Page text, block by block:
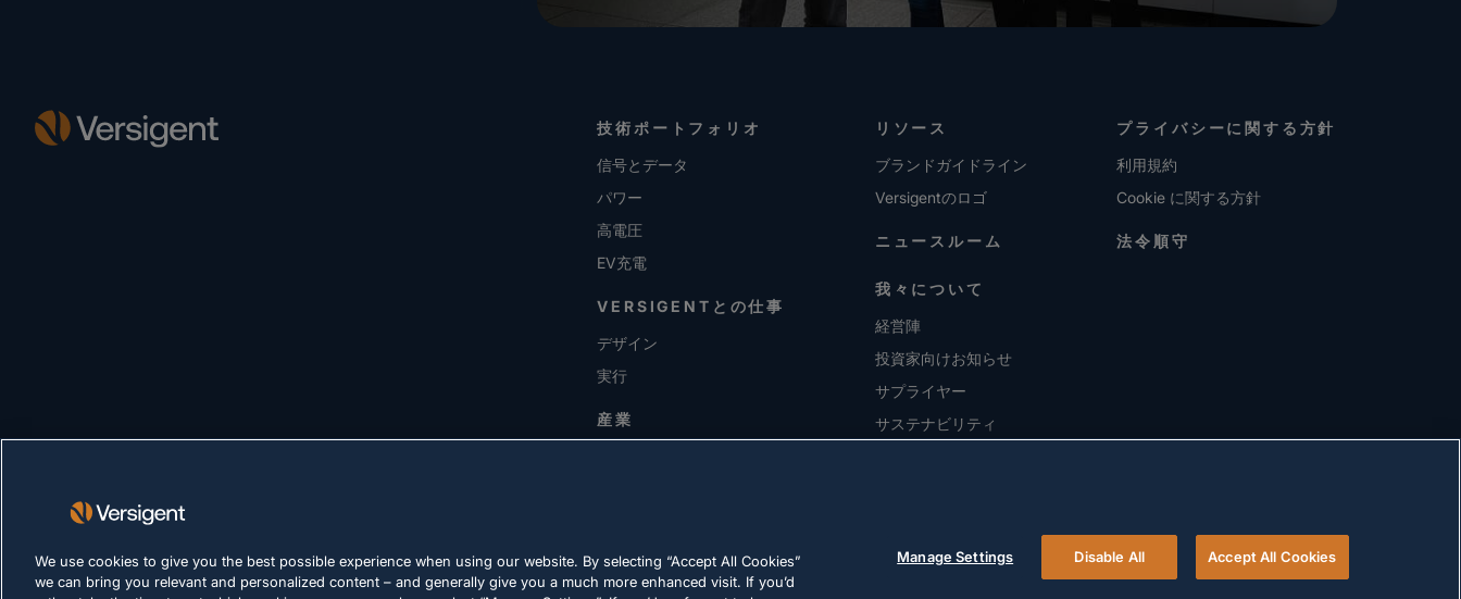
技術ポートフォリオ
信号とデータ
パワー
高電圧
EV充電
VERSIGENTとの仕事
デザイン
実行
産業
リソース
ブランドガイドライン
Versigentのロゴ
ニュースルーム
我々について
経営陣
投資家向けお知らせ
サプライヤー
サステナビリティ
プライバシーに関する方針
利用規約
Cookie に関する方針
法令順守
© 2026 Versigent. All rights reserved
We use cookies to give you the best possible experience when using our website. By selecting “Accept All Cookies”
we can bring you relevant and personalized content – and generally give you a much more enhanced visit. If you’d
Manage Settings Disable All Accept All Cookies